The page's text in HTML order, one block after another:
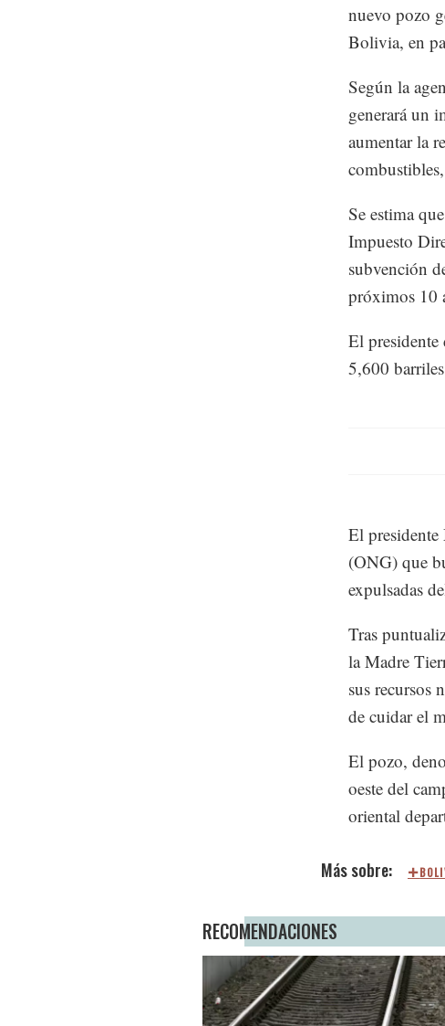
nuevo pozo
Bolivia, en
Según la
generará un
aumentar la
Se estima
Impuesto
subvención
próximos 10
El
5,600
El presidente
(ONG) que
expulsadas
Tras
la Madre
sus recursos
de cuidar el
El pozo,
oeste del
oriental
RECOMENDACIONES